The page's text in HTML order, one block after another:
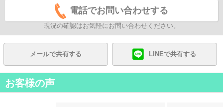
電話でお問い合わせする
現況の確認はお気軽にお問い合わせください。
メールで共有する LINEで共有する
お客様の声